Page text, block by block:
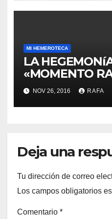
MI HEMEROTECA
LA
«MOMENTO
NOV 26, 2016 RAFA
Deja una
Tu dirección de correo
Los campos obligatorios
Comentario *